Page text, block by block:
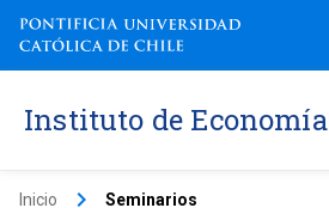
Instituto de Economía
Inicio keyboard_arrow_right Seminarios